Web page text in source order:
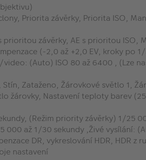
Priorita závěrky, Priorita ISO,
prioritou závěrky, AE s prioritou ISO,
(-2,0 až +2,0 EV, kroky po 1/
(Auto) ISO 80 až 6400 , (Lze
Zataženo, Žárovkové světlo 1,
žárovky, Nastavení teploty barev
(Režim priority závěrky) 1/25
až 1/30 sekundy ,Živé vysílání:
DR, vykreslování HDR,
nastavení